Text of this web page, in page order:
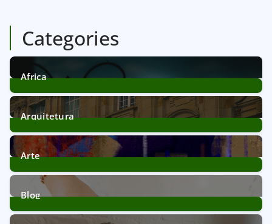
Categories
Africa
12Posts
Arquitetura
39Posts
Arte
11Posts
Blog
172Posts